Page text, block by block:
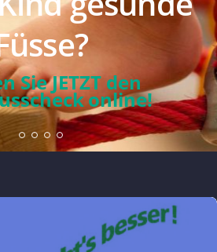
auf höchstem Niveau
angepasst
informieren